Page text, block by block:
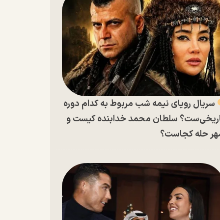
سریال رویای نیمه شب مربوط به کدام دوره
سلطان محمد خدابنده کیست و
حله کجاست؟